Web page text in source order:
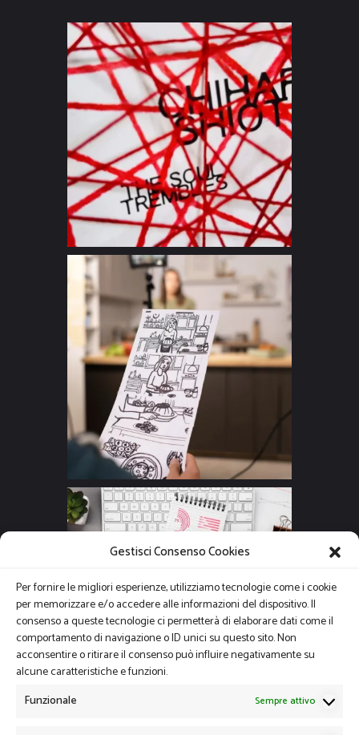
Gestisci Consenso Cookies
Per fornire le migliori esperienze, utilizziamo tecnologie come i cookie
per memorizzare e/o accedere alle informazioni del dispositivo. Il
consenso a queste tecnologie ci permetterà di elaborare dati come il
comportamento di navigazione o ID unici su questo sito. Non
acconsentire o ritirare il consenso può influire negativamente su
alcune caratteristiche e funzioni.
Funzionale
Sempre attivo